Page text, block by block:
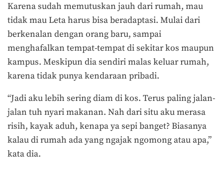
Karena sudah memutuskan jauh dari rumah, mau
tidak mau Leta harus bisa beradaptasi. Mulai dari
berkenalan dengan orang baru, sampai
menghafalkan tempat-tempat di sekitar kos maupun
kampus. Meskipun dia sendiri malas keluar rumah,
karena tidak punya kendaraan pribadi.
“Jadi aku lebih sering diam di kos. Terus paling jalan-
jalan tuh nyari makanan. Nah dari situ aku merasa
risih, kayak aduh, kenapa ya sepi banget? Biasanya
kalau di rumah ada yang ngajak ngomong atau apa,”
kata dia.